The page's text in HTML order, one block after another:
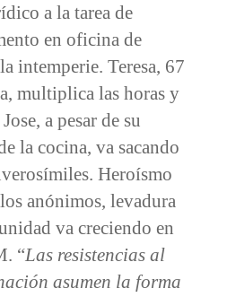
a la tarea de
en oficina de
intemperie. Teresa, 67
multiplica las horas y
a pesar de su
la cocina, va sacando
Heroísmo
anónimos, levadura
va creciendo en
“Las resistencias al
asumen la forma